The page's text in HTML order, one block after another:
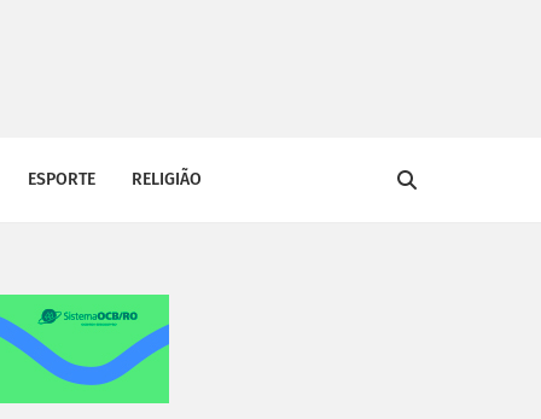
ESPORTE RELIGIÃO